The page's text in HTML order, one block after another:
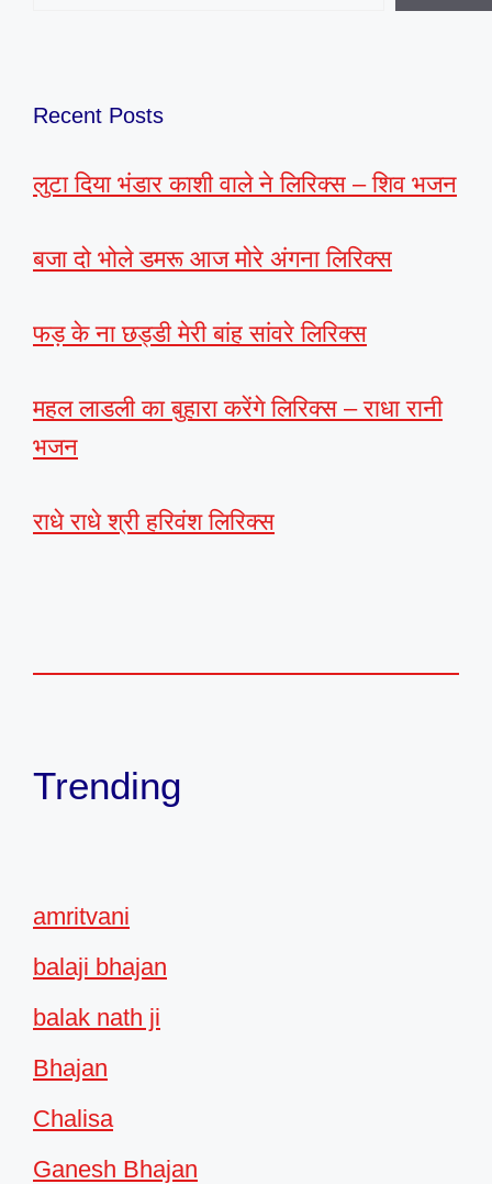
Recent Posts
लुटा दिया भंडार काशी वाले ने लिरिक्स – शिव भजन
बजा दो भोले डमरू आज मोरे अंगना लिरिक्स
फड़ के ना छड्डी मेरी बांह सांवरे लिरिक्स
महल लाडली का बुहारा करेंगे लिरिक्स – राधा रानी
भजन
राधे राधे श्री हरिवंश लिरिक्स
Trending
amritvani
balaji bhajan
balak nath ji
Bhajan
Chalisa
Ganesh Bhajan